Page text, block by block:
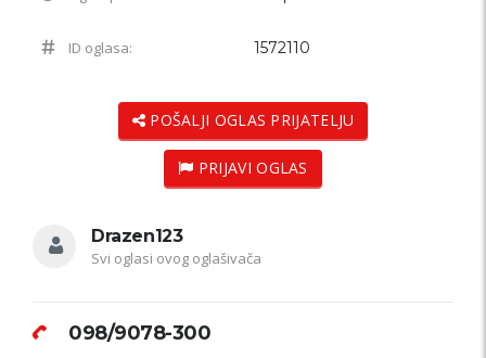
ID oglasa: 1572110
POŠALJI OGLAS PRIJATELJU
PRIJAVI OGLAS
Drazen123
Svi oglasi ovog oglašivača
098/9078-300